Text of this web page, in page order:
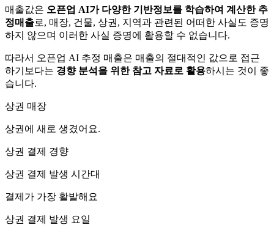
매출값은 오픈업 AI가 다양한 기반정보를 학습하여 계산한 추
정매출로, 매장, 건물, 상권, 지역과 관련된 어떠한 사실도 증명
하지 않으며 이러한 사실 증명에 활용할 수 없습니다.
따라서 오픈업 AI 추정 매출은 매출의 절대적인 값으로 접근
하기보다는 경향 분석을 위한 참고 자료로 활용하시는 것이 좋
습니다.
상권 매장
상권에 새로 생겼어요.
상권 결제 경향
상권 결제 발생 시간대
결제가 가장 활발해요
상권 결제 발생 요일